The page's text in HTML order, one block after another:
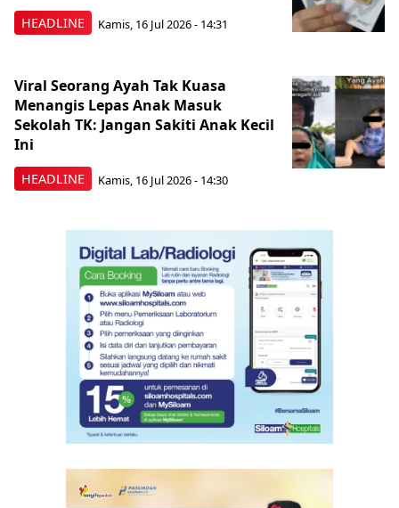
HEADLINE Kamis, 16 Jul 2026 - 14:31
HEADLINE
Viral Seorang Ayah Tak Kuasa
Menangis Lepas Anak Masuk
Sekolah TK: Jangan Sakiti Anak Kecil
Ini
Kamis, 16 Jul 2026 - 14:30